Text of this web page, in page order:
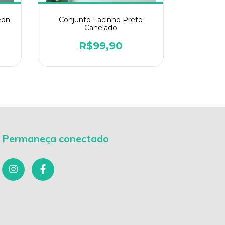
Conjunto Lacinho Preto
Canelado
R$99,90
Permaneça conectado